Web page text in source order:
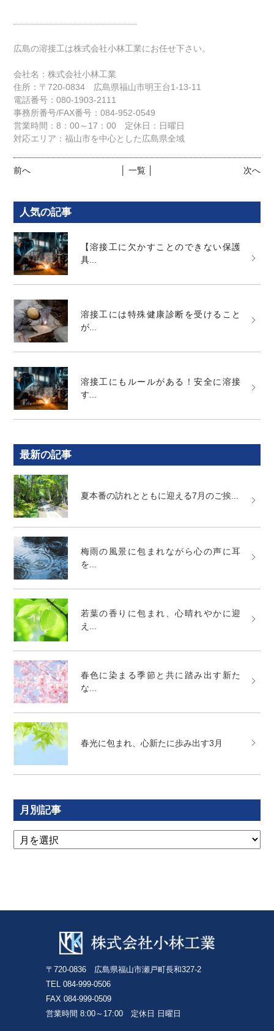
広島の溶接工は株式会社小林工業にお任せ下さい。
会社名：株式会社小林工業
住所：〒720-0834 広島県福山市明王台1-13-11
電話番号：080-1903-2111
事務所番号/FAX番号：084-952-0549
営業時間：8：00～17：00 定休日：日曜日
対応エリア：福山市を中心とした広島県全域
前へ 次へ
│ 一覧 │
人気の記事
【溶接工に欠かすことのできない保護
具...
溶接工には特殊健康診断を受けること
が...
溶接工にもルールがある！安全に溶接
す...
最新の記事
夏本番の訪れとともに迎える7月のご挨...
梅雨の風景に包まれながら心の声に耳
を...
若葉の香りに包まれ、心晴れやかに迎
え...
春色に染まる季節と共に踏み出す新た
な...
春光に包まれ、心新たに歩み出す3月
月別記事
〒720-0836 広島県福山市瀬戸町長和327-2
TEL 084-999-0506
FAX 084-999-0509
営業時間 8:00～17:00 定休日 日曜日